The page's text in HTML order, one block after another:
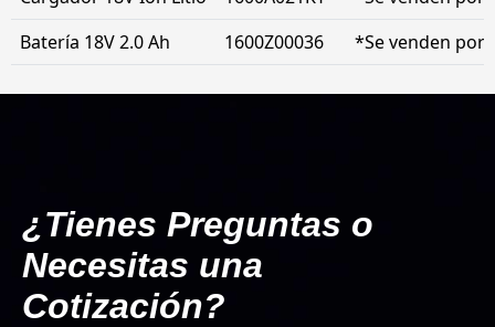
Batería 18V 2.0 Ah
1600Z00036 *Se venden por
¿Tienes Preguntas o
Necesitas una
Cotización?